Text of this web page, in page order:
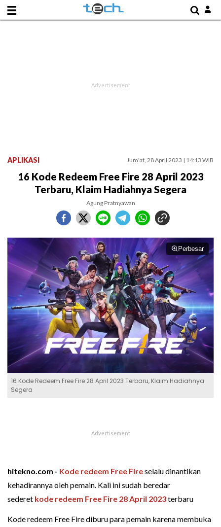
APLIKASI Jum'at, 28 April 2023 | 14:13 WIB
16 Kode Redeem Free Fire 28 April 2023
Terbaru, Klaim Hadiahnya Segera
Agung Pratnyawan
Perbesar
16 Kode Redeem Free Fire 28 April 2023 Terbaru, Klaim Hadiahnya
Segera
hitekno.com - Kode redeem Free Fireselalu dinantikan
kehadirannya oleh pemain. Kali ini sudah beredar
sederet kode redeem Free Fire 28 April 2023terbaru
Kode redeem Free Fire diburu para pemain karena membuka